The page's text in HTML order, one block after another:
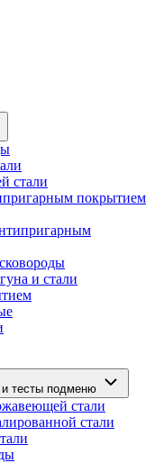
стали
покрытием
и стали
и тесты подменю
стали
стали